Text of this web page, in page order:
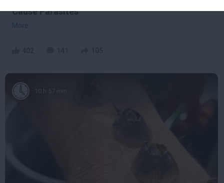
Cause Parasites
More
10 h 57 min